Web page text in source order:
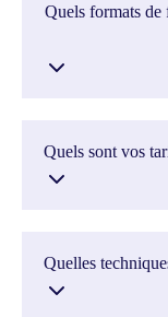
Quels formats de
Quels sont vos
Quelles